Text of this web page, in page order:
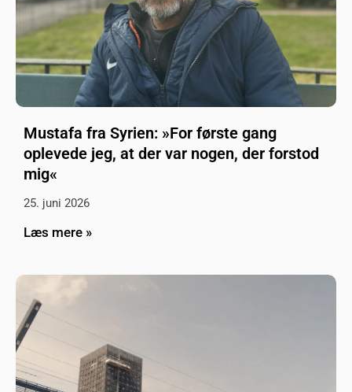
Mustafa fra Syrien: »For første gang
oplevede jeg, at der var nogen, der forstod
mig«
25. juni 2026
Læs mere »